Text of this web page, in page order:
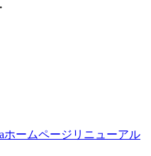
ホームページリニューアル